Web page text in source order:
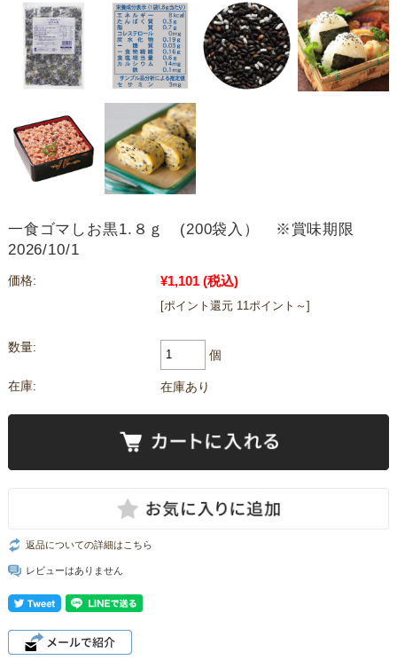
一食ゴマしお黒1.８ｇ (200袋入） ※賞味期限
2026/10/1
価格: ¥1,101 (税込)
[ポイント還元 11ポイント～]
数量:
個
在庫: 在庫あり
返品についての詳細はこちら
レビューはありません